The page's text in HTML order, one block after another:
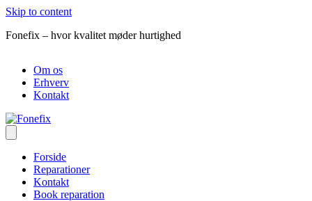
Skip to content
Fonefix – hvor kvalitet møder hurtighed
Om os
Erhverv
Kontakt
Forside
Reparationer
Kontakt
Book reparation